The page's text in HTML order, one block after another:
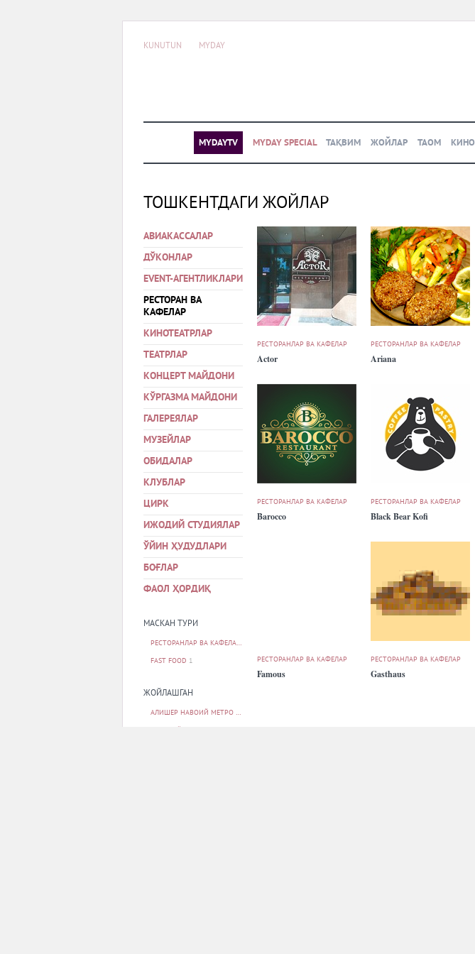
KUNUTUN MYDAY
MYDAYTV MYDAY SPECIAL ТАҚВИМ ЖОЙЛАР ТАОМ КИНО
ТОШКЕНТДАГИ ЖОЙЛАР
АВИАКАССАЛАР
ДЎКОНЛАР
EVENT-АГЕНТЛИКЛАРИ
РЕСТОРАН ВА
КАФЕЛАР
КИНОТЕАТРЛАР
ТЕАТРЛАР
КОНЦЕРТ МАЙДОНИ
КЎРГАЗМА МАЙДОНИ
ГАЛЕРЕЯЛАР
МУЗЕЙЛАР
ОБИДАЛАР
КЛУБЛАР
ЦИРК
ИЖОДИЙ СТУДИЯЛАР
ЎЙИН ҲУДУДЛАРИ
БОҒЛАР
ФАОЛ ҲОРДИҚ
МАСКАН ТУРИ
РЕСТОРАНЛАР ВА КАФЕЛАР
FAST FOOD 1
ЖОЙЛАШГАН
АЛИШЕР НАВОИЙ МЕТРО БЕКАТИ
РЕСТОРАНЛАР ВА КАФЕЛАР
Actor
РЕСТОРАНЛАР ВА КАФЕЛАР
Ariana
РЕСТОРАНЛАР ВА КАФЕЛАР
Barocco
РЕСТОРАНЛАР ВА КАФЕЛАР
Black Bear Kofi
РЕСТОРАНЛАР ВА КАФЕЛАР
Famous
РЕСТОРАНЛАР ВА КАФЕЛАР
Gasthaus